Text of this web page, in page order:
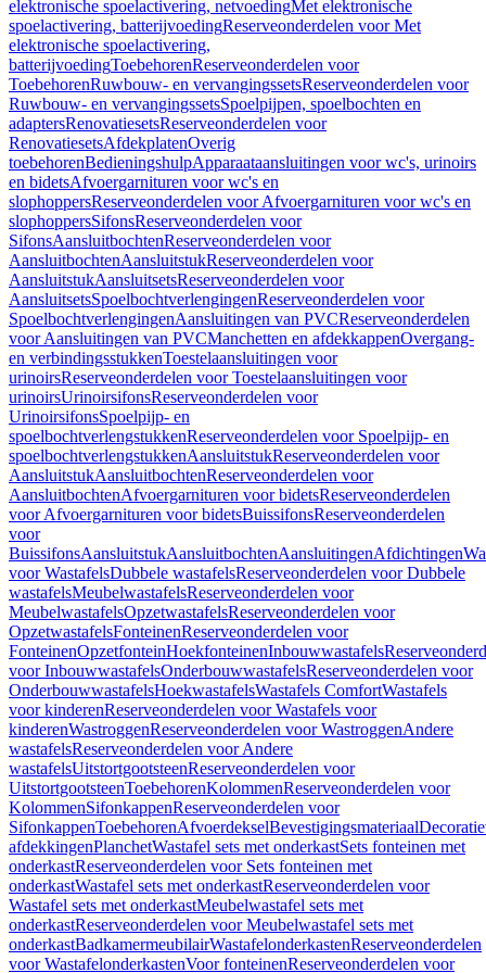
elektronische spoelactivering, netvoedingMet elektronische
spoelactivering, batterijvoedingReserveonderdelen voor Met
elektronische spoelactivering,
batterijvoedingToebehorenReserveonderdelen voor
ToebehorenRuwbouw- en vervangingssetsReserveonderdelen voor
Ruwbouw- en vervangingssetsSpoelpijpen, spoelbochten en
adaptersRenovatiesetsReserveonderdelen voor
RenovatiesetsAfdekplatenOverig
toebehorenBedieningshulpApparaataansluitingen voor wc's, urinoirs
en bidetsAfvoergarnituren voor wc's en
slophoppersReserveonderdelen voor Afvoergarnituren voor wc's en
slophoppersSifonsReserveonderdelen voor
SifonsAansluitbochtenReserveonderdelen voor
AansluitbochtenAansluitstukReserveonderdelen voor
AansluitstukAansluitsetsReserveonderdelen voor
AansluitsetsSpoelbochtverlengingenReserveonderdelen voor
SpoelbochtverlengingenAansluitingen van PVCReserveonderdelen
voor Aansluitingen van PVCManchetten en afdekkappenOvergang-
en verbindingsstukkenToestelaansluitingen voor
urinoirsReserveonderdelen voor Toestelaansluitingen voor
urinoirsUrinoirsifonsReserveonderdelen voor
UrinoirsifonsSpoelpijp- en
spoelbochtverlengstukkenReserveonderdelen voor Spoelpijp- en
spoelbochtverlengstukkenAansluitstukReserveonderdelen voor
AansluitstukAansluitbochtenReserveonderdelen voor
AansluitbochtenAfvoergarnituren voor bidetsReserveonderdelen
voor Afvoergarnituren voor bidetsBuissifonsReserveonderdelen
voor
BuissifonsAansluitstukAansluitbochtenAansluitingenAfdichtingen
voor WastafelsDubbele wastafelsReserveonderdelen voor Dubbele
wastafelsMeubelwastafelsReserveonderdelen voor
MeubelwastafelsOpzetwastafelsReserveonderdelen voor
OpzetwastafelsFonteinenReserveonderdelen voor
FonteinenOpzetfonteinHoekfonteinenInbouwwastafels
voor InbouwwastafelsOnderbouwwastafelsReserveonderdelen voor
OnderbouwwastafelsHoekwastafelsWastafels ComfortWastafels
voor kinderenReserveonderdelen voor Wastafels voor
kinderenWastroggenReserveonderdelen voor WastroggenAndere
wastafelsReserveonderdelen voor Andere
wastafelsUitstortgootsteenReserveonderdelen voor
UitstortgootsteenToebehorenKolommenReserveonderdelen voor
KolommenSifonkappenReserveonderdelen voor
SifonkappenToebehorenAfvoerdekselBevestigingsmateriaal
afdekkingenPlanchetWastafel sets met onderkastSets fonteinen met
onderkastReserveonderdelen voor Sets fonteinen met
onderkastWastafel sets met onderkastReserveonderdelen voor
Wastafel sets met onderkastMeubelwastafel sets met
onderkastReserveonderdelen voor Meubelwastafel sets met
onderkastBadkamermeubilairWastafelonderkastenReserveonderdelen
voor WastafelonderkastenVoor fonteinenReserveonderdelen voor